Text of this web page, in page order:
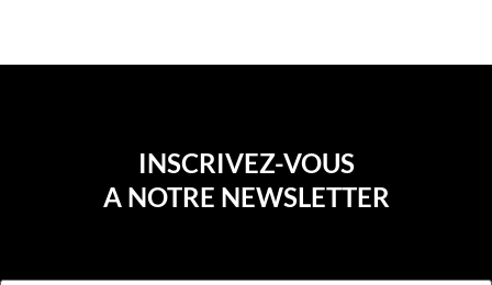
INSCRIVEZ-VOUS
A NOTRE NEWSLETTER